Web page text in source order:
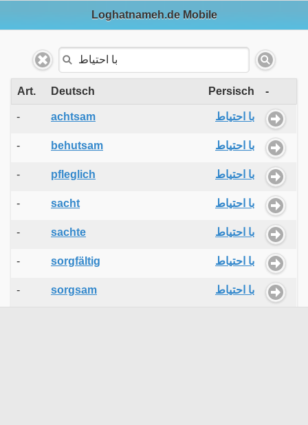
Loghatnameh.de Mobile
Art. Deutsch Persisch -
- achtsam با احتیاط
- behutsam با احتیاط
- pfleglich با احتیاط
- sacht با احتیاط
- sachte با احتیاط
- sorgfältig با احتیاط
- sorgsam با احتیاط